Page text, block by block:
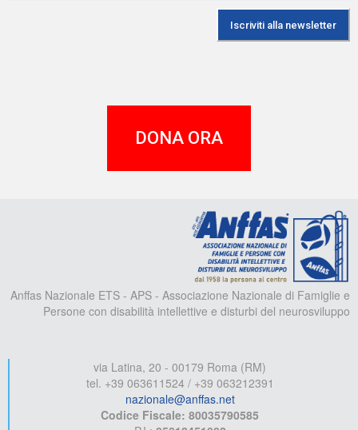
DONA ORA
Anffas Nazionale ETS - APS - Associazione Nazionale di Famiglie e
Persone con disabilità intellettive e disturbi del neurosviluppo
via Latina, 20 - 00179 Roma (RM)
tel. +39 063611524 / +39 063212391
nazionale@anffas.net
Codice Fiscale: 80035790585